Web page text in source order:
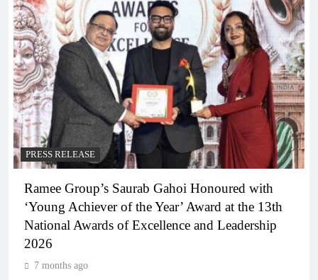
PRESS RELEASE
Ramee Group’s Saurab Gahoi Honoured with
‘Young Achiever of the Year’ Award at the 13th
National Awards of Excellence and Leadership
2026
7 months ago